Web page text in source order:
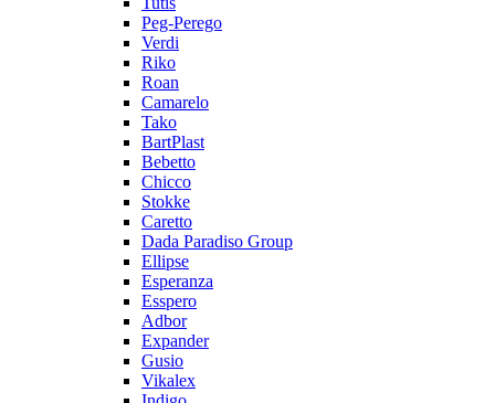
Peg-Perego
Verdi
Riko
Roan
Camarelo
Tako
BartPlast
Bebetto
Chicco
Stokke
Caretto
Dada Paradiso Group
Ellipse
Esperanza
Esspero
Adbor
Expander
Gusio
Vikalex